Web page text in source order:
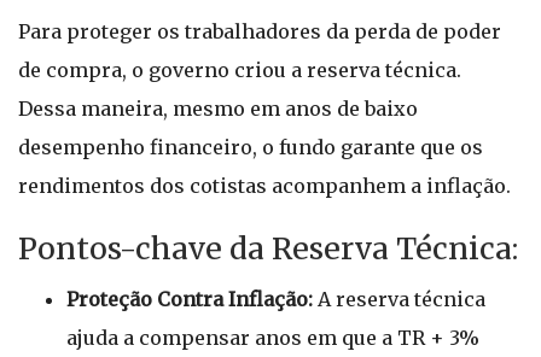
Para proteger os trabalhadores da perda de poder
de compra, o governo criou a reserva técnica.
Dessa maneira, mesmo em anos de baixo
desempenho financeiro, o fundo garante que os
rendimentos dos cotistas acompanhem a inflação.
Pontos-chave da Reserva Técnica:
Proteção Contra Inflação: A reserva técnica
ajuda a compensar anos em que a TR + 3%